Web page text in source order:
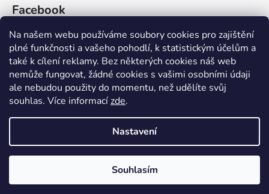
Na našem webu používáme soubory cookies pro zajištění
plné funkčnosti a vašeho pohodlí, k statistickým účelům a
také k cílení reklamy. Bez některých cookies náš web
nemůže fungovat, žádné cookies s vašimi osobními údaji
ale nebudou použity do momentu, než udělíte svůj
souhlas. Více informacízde.
Nastavení
Souhlasím
Facebook
Partnerská prodejna Barefoot Plzeň
Vytvořil Shoptet
Bosorka Plzeň
vyhrazena.